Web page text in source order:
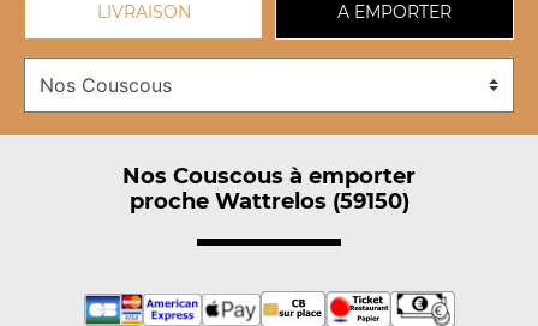
LIVRAISON A EMPORTER
Nos Couscous à emporter
proche Wattrelos (59150)